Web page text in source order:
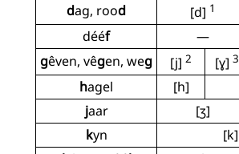
dag, rood [d] 1
dééf —
gêven, vêgen, weg [j] 2 [ɣ] 3
hagel [h]
jaar [ʒ]
kyn
[k]